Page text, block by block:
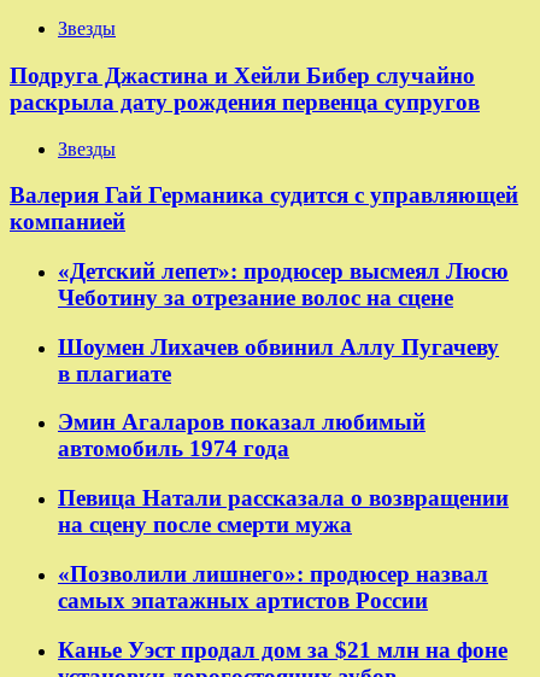
Звезды
Подруга Джастина и Хейли Бибер случайно
раскрыла дату рождения первенца супругов
Звезды
Валерия Гай Германика судится с управляющей
компанией
«Детский лепет»: продюсер высмеял Люсю
Чеботину за отрезание волос на сцене
Шоумен Лихачев обвинил Аллу Пугачеву
в плагиате
Эмин Агаларов показал любимый
автомобиль 1974 года
Певица Натали рассказала о возвращении
на сцену после смерти мужа
«Позволили лишнего»: продюсер назвал
самых эпатажных артистов России
Канье Уэст продал дом за $21 млн на фоне